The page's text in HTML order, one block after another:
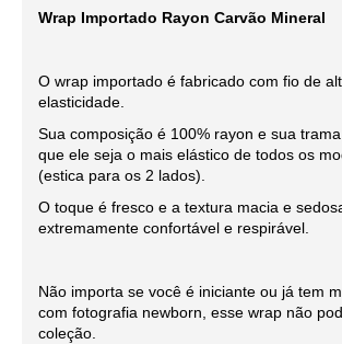
Wrap Importado Rayon Carvão Mineral
O wrap importado é fabricado com fio de
elasticidade.
Sua composição é 100% rayon e sua
que ele seja o mais elástico de todos os
(estica para os 2 lados).
O toque é fresco e a textura macia e
extremamente confortável e respirável.
Não importa se você é iniciante ou já tem
com fotografia newborn, esse wrap não
coleção.